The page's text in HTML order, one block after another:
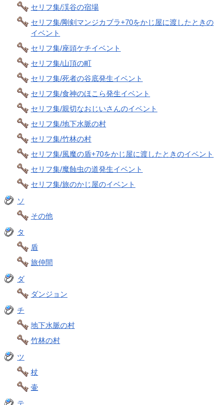
セリフ集/渓谷の宿場
セリフ集/剛剣マンジカブラ+70をかじ屋に渡したときの
イベント
セリフ集/座頭ケチイベント
セリフ集/山頂の町
セリフ集/死者の谷底発生イベント
セリフ集/食神のほこら発生イベント
セリフ集/親切なおじいさんのイベント
セリフ集/地下水脈の村
セリフ集/竹林の村
セリフ集/風魔の盾+70をかじ屋に渡したときのイベント
セリフ集/魔蝕虫の道発生イベント
セリフ集/旅のかじ屋のイベント
ソ
その他
タ
盾
旅仲間
ダ
ダンジョン
チ
地下水脈の村
竹林の村
ツ
杖
壷